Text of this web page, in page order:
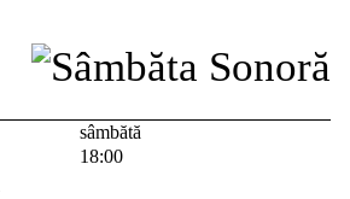
sâmbătă
18:00